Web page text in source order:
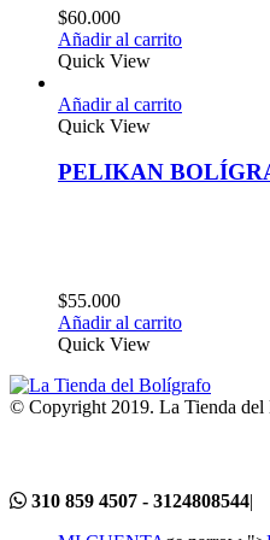
$60.000
Añadir al carrito
Quick View
Añadir al carrito
Quick View
PELIKAN
$55.000
Añadir al carrito
Quick View
© Copyright 2019. La Tienda del
310 859 4507 - 3124808544|